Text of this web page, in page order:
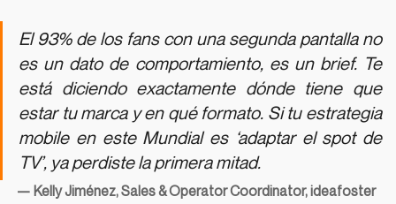
El 93% de los fans con una segunda pantalla no
es un dato de comportamiento, es un brief. Te
está diciendo exactamente dónde tiene que
estar tu marca y en qué formato. Si tu estrategia
mobile en este Mundial es ‘adaptar el spot de
TV’, ya perdiste la primera mitad.
— Kelly Jiménez, Sales & Operator Coordinator, ideafoster